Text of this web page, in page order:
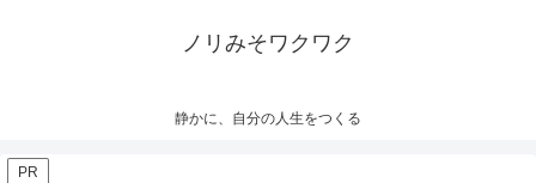
ノリみそワクワク
静かに、自分の人生をつくる
PR